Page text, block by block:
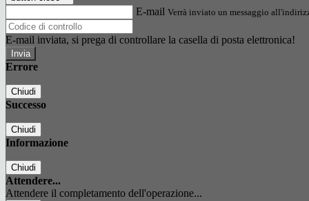
E-mail Verrà inviato un messaggio
E-mail inviata, si prega di controllare la casella di posta elettronica!
Errore
Chiudi
Successo
Chiudi
Informazione
Chiudi
Attendere...
Attendere il completamento dell'operazione...